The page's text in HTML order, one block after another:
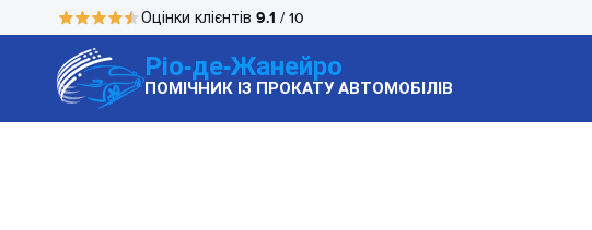
Оцінки клієнтів 9.1 / 10
Ріо-де-Жанейро
ПОМІЧНИК ІЗ ПРОКАТУ АВТОМОБІЛІВ